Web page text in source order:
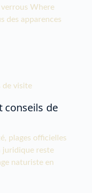
Where
des apparences
conseils de
plages officielles
juridique reste
naturiste en